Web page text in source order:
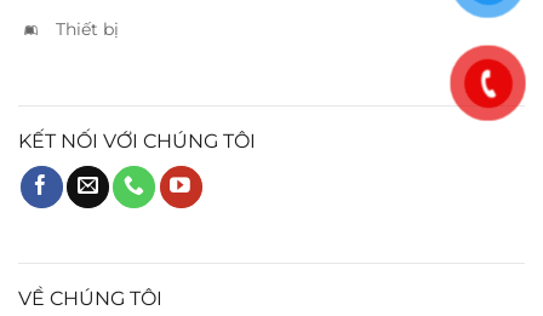
Thiết bị
KẾT NỐI VỚI CHÚNG TÔI
VỀ CHÚNG TÔI